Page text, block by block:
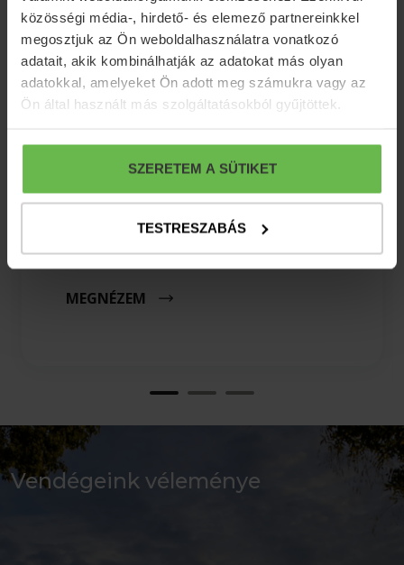
közösségi média-, hirdető- és elemező partnereinkkel
megosztjuk az Ön weboldalhasználatra vonatkozó
adatait, akik kombinálhatják az adatokat más olyan
adatokkal, amelyeket Ön adott meg számukra vagy az
Ön által használt más szolgáltatásokból gyűjtöttek.
SZERETEM A SÜTIKET
TESTRESZABÁS
A Villa Olivában péksüteménnyel,
gyümölcslével, teával és kávéval várjuk
MEGNÉZEM
Vendégeink véleménye